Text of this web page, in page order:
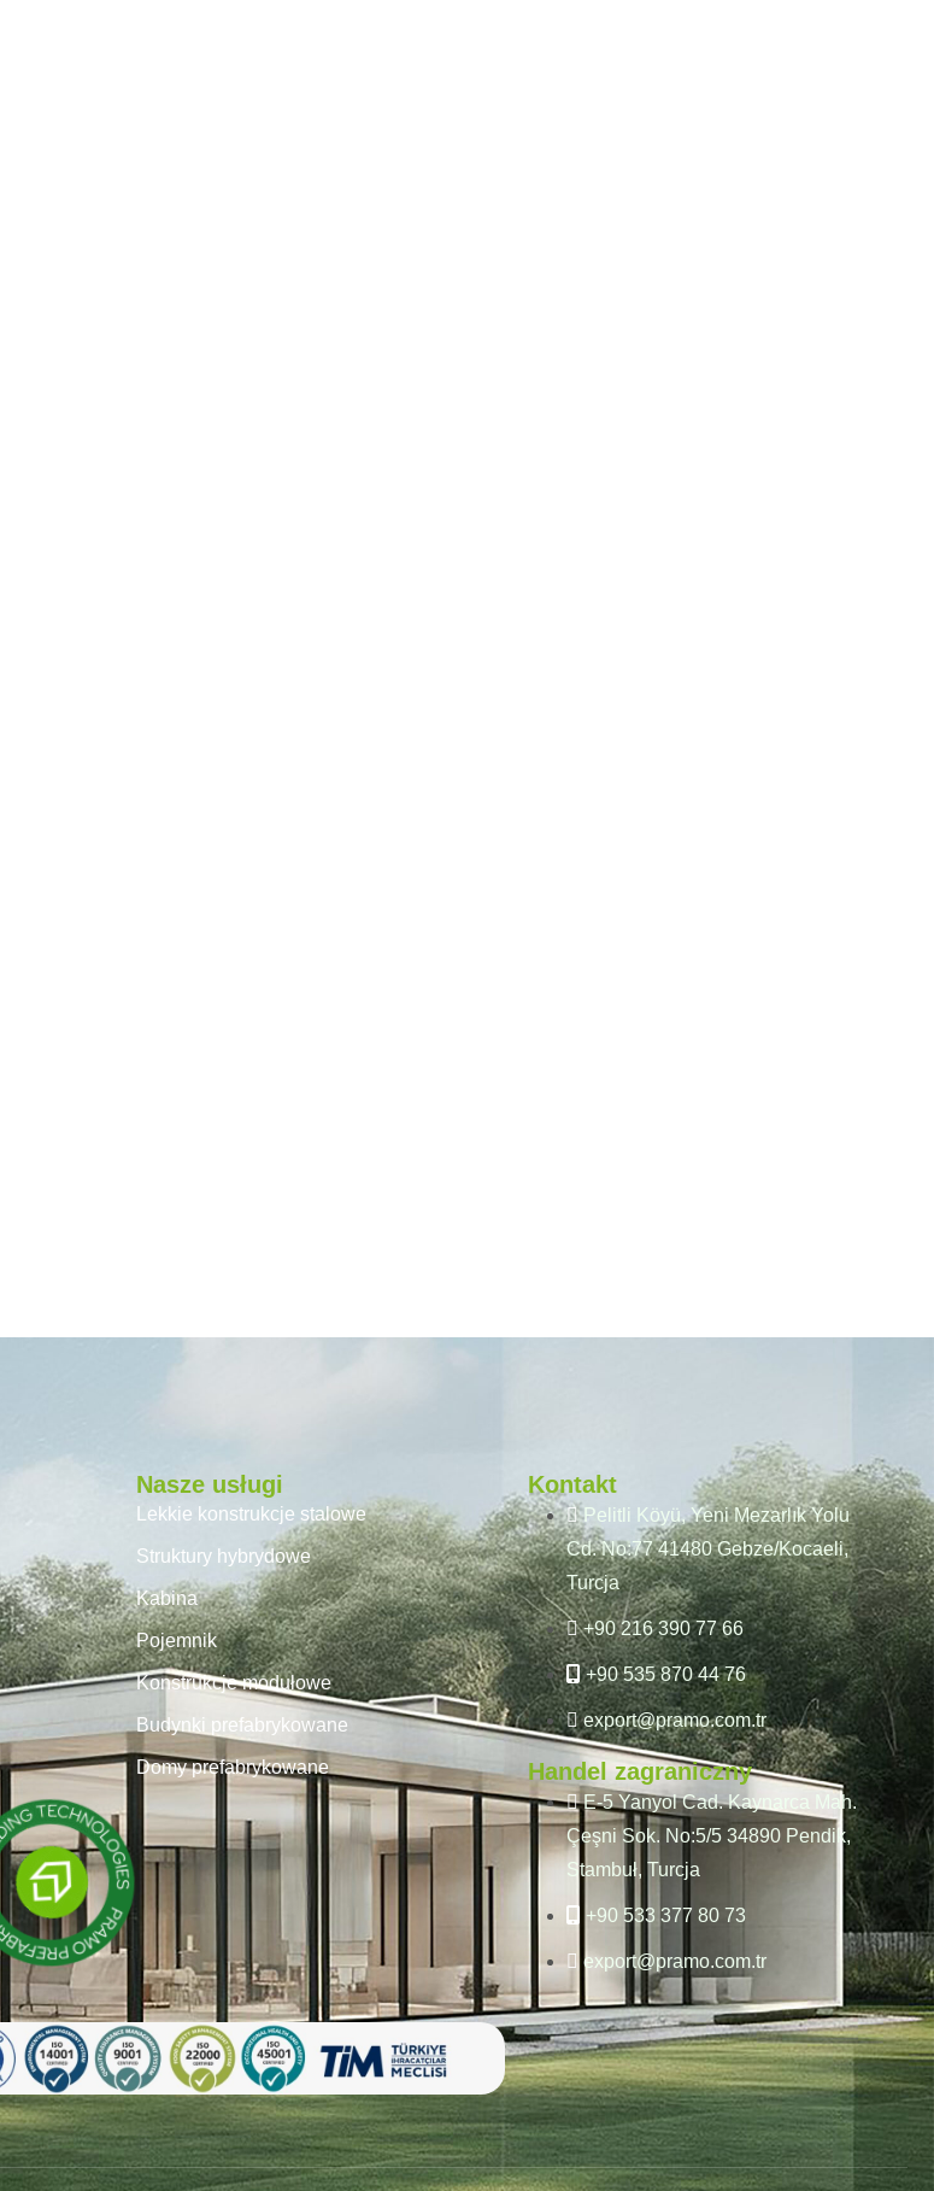
Nasze usługi
Lekkie konstrukcje stalowe
Struktury hybrydowe
Kabina
Pojemnik
Konstrukcje modułowe
Budynki prefabrykowane
Domy prefabrykowane
Kontakt
Pelitli Köyü, Yeni Mezarlık Yolu
Cd. No:77 41480 Gebze/Kocaeli,
Turcja
+90 216 390 77 66
+90 535 870 44 76
export@pramo.com.tr
Handel zagraniczny
E-5 Yanyol Cad. Kaynarca Mah.
Çeşni Sok. No:5/5 34890 Pendik,
Stambuł, Turcja
+90 533 377 80 73
export@pramo.com.tr